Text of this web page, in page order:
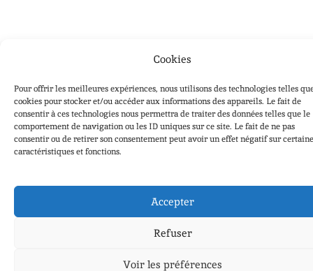
Cookies
Pour offrir les meilleures expériences, nous utilisons des technologies telles
cookies pour stocker et/ou accéder aux informations des appareils. Le fait de
consentir à ces technologies nous permettra de traiter des données telles que le
comportement de navigation ou les ID uniques sur ce site. Le fait de ne pas
consentir ou de retirer son consentement peut avoir un effet négatif sur
caractéristiques et fonctions.
Accepter
Refuser
Voir les préférences